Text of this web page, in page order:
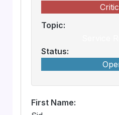
Topic:
Status:
First Name: